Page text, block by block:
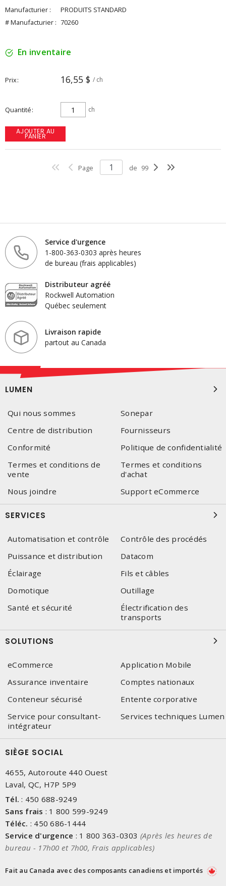
Manufacturier :
PRODUITS STANDARD
# Manufacturier : 70260
En inventaire
Prix 16,55 $ / ch
Quantité ch
AJOUTER AU
PANIER
Page de 99
Service d'urgence
1-800-363-0303 après heures
de bureau (frais applicables)
Distributeur agréé
Rockwell Automation
Québec seulement
Livraison rapide
partout au Canada
LUMEN
Qui nous sommes
Sonepar
Centre de distribution
Fournisseurs
Conformité
Politique de confidentialité
Termes et conditions de
vente
Termes et conditions
d'achat
Nous joindre
Support eCommerce
SERVICES
Automatisation et contrôle
Contrôle des procédés
Puissance et distribution
Datacom
Éclairage
Fils et câbles
Domotique
Outillage
Santé et sécurité
Électrification des
transports
SOLUTIONS
eCommerce
Application Mobile
Assurance inventaire
Comptes nationaux
Conteneur sécurisé
Entente corporative
Service pour consultant-
intégrateur
Services techniques Lumen
SIÈGE SOCIAL
4655, Autoroute 440 Ouest
Laval, QC, H7P 5P9
Tél. : 450 688-9249
Sans frais : 1 800 599-9249
Téléc. : 450 686-1444
Service d'urgence : 1 800 363-0303 (Après les heures de
bureau - 17h00 et 7h00, Frais applicables)
Fait au Canada avec des composants canadiens et importés